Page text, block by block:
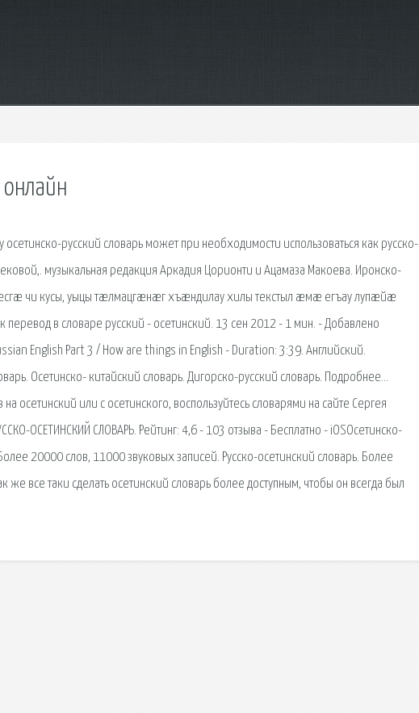
онлайн
осетинско-русский словарь может при необходимости использоваться как русско-
музыкальная редакция Аркадия Цорионти и Ацамаза Макоева. Иронско-
чи кусы, уыцы тæлмацгæнæг хъæндилау хилы текстыл æмæ егъау лупæйæ
в словаре русский - осетинский. 13 сен 2012 - 1 мин. - Добавлено
English Part 3 / How are things in English - Duration: 3:39. Английский.
Осетинско- китайский словарь. Дигорско-русский словарь. Подробнее…
осетинский или с осетинского, воспользуйтесь словарями на сайте Сергея
ОСЕТИНСКИЙ СЛОВАРЬ. Рейтинг: 4,6 - 103 отзыва - Бесплатно - iOSОсетинско-
20000 слов, 11000 звуковых записей. Русско-осетинский словарь. Более
же все таки сделать осетинский словарь более доступным, чтобы он всегда был